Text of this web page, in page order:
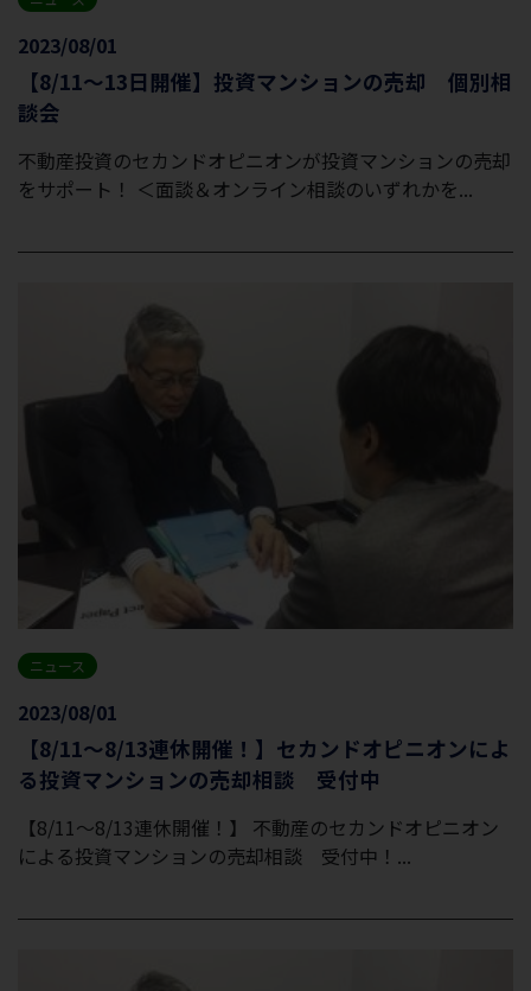
2023/08/01
【8/11～13日開催】投資マンションの売却 個別相
談会
不動産投資のセカンドオピニオンが投資マンションの売却
をサポート！ ＜面談＆オンライン相談のいずれかを...
ニュース
2023/08/01
【8/11～8/13連休開催！】セカンドオピニオンによ
る投資マンションの売却相談 受付中
【8/11～8/13連休開催！】 不動産のセカンドオピニオン
による投資マンションの売却相談 受付中！...